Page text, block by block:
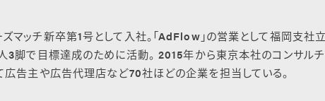
ズマッチ新卒第1号として入社。「AdFlow」の営業として福岡支社
3脚で目標達成のために活動。 2015年から東京本社のコンサル
広告主や広告代理店など70社ほどの企業を担当している。